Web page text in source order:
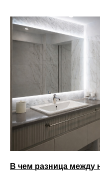
В чем разница между